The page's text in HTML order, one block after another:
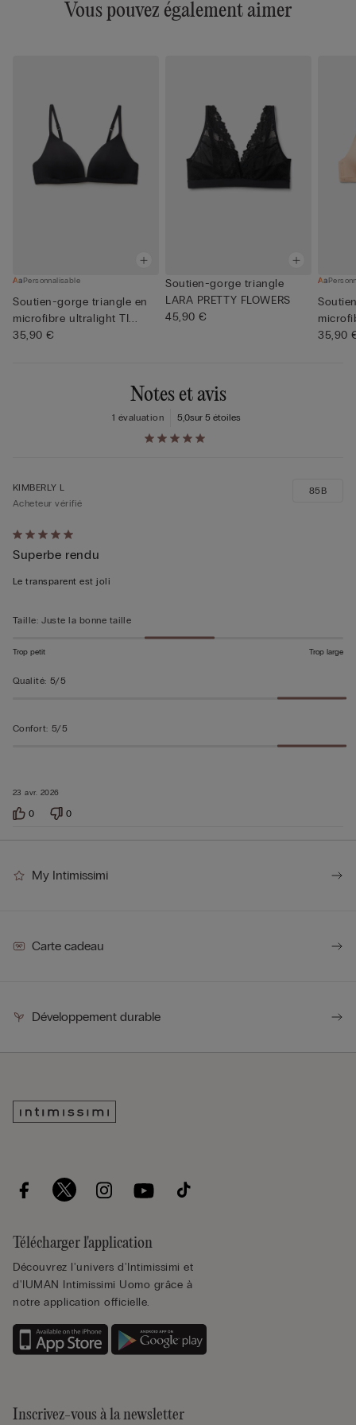
Vous pouvez également aimer
Personnalisable
Soutien-gorge triangle en
microfibre ultralight TI...
35,90 €
Soutien-gorge triangle
LARA PRETTY FLOWERS
45,90 €
35,90
Notes et avis
5,0sur 5 étoiles
1 évaluation
Évalué
5sur 5
23 avr. 2026
KIMBERLY L
Acheteur vérifié
Superbe rendu
Le transparent est joli
85B
Taille: Juste la bonne taille
Trop petit Trop large
Qualité: 5/5
Confort: 5/5
0 0
My Intimissimi
Carte cadeau
Développement durable
Télécharger l'application
Découvrez l'univers d'Intimissimi et
d'IUMAN Intimissimi Uomo grâce à
notre application officielle.
Inscrivez-vous à la newsletter